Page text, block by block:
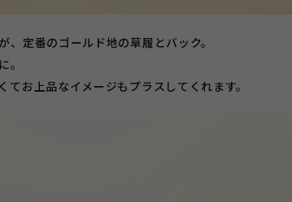
定番のゴールド地の草履とバック。
。
お上品なイメージもプラスしてくれます。